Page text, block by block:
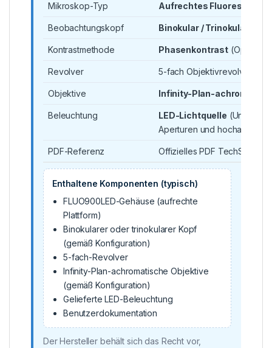
Mikroskop-Typ Aufrechtes
Beobachtungskopf Binokular / Trinokular
Kontrastmethode Phasenkontrast (Option)
Revolver 5-fach Objektivrevolver
Objektive Infinity-Plan-
Beleuchtung LED-Lichtquelle
Aperturen und
PDF-Referenz Offizielles PDF TechSpec
Enthaltene Komponenten (typisch)
FLUO900LED-Gehäuse (aufrechte
Plattform)
Binokularer oder trinokularer Kopf
(gemäß Konfiguration)
5-fach-Revolver
Infinity-Plan-achromatische Objektive
(gemäß Konfiguration)
Gelieferte LED-Beleuchtung
Benutzerdokumentation
Der Hersteller behält sich das Recht vor,